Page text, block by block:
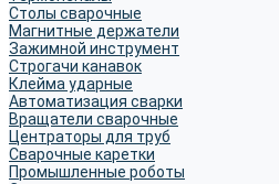
Столы сварочные
Магнитные держатели
Зажимной инструмент
Строгачи канавок
Клейма ударные
Автоматизация сварки
Вращатели сварочные
Центраторы для труб
Сварочные каретки
Промышленные роботы